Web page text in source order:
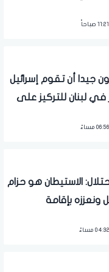
جيدا أن تقوم إسرائيل
في لبنان للتركيز على
الاستيطان هو حزام
ونعززه بإقامة